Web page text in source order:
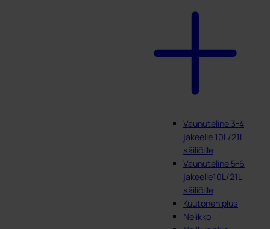
Vaunuteline 3-4
jakeelle 10L/21L
säiliöille
Vaunuteline 5-6
jakeelle10L/21L
säiliöille
Kuutonen plus
Nelikko